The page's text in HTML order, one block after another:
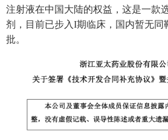
注射液在中国大陆的权益，这是一款
剂，目前已步入I期临床，国内暂无同
批。